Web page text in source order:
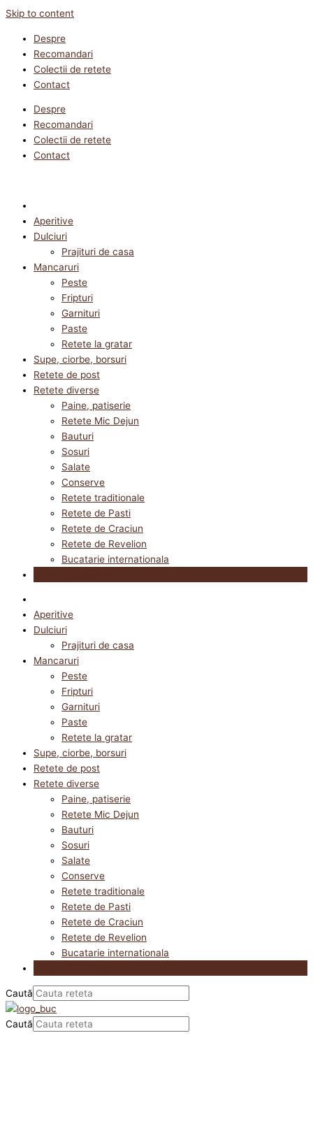
Skip to content
Despre
Recomandari
Colectii de retete
Contact
Despre
Recomandari
Colectii de retete
Contact
Aperitive
Dulciuri
Prajituri de casa
Mancaruri
Peste
Fripturi
Garnituri
Paste
Retete la gratar
Supe, ciorbe, borsuri
Retete de post
Retete diverse
Paine, patiserie
Retete Mic Dejun
Bauturi
Sosuri
Salate
Conserve
Retete traditionale
Retete de Pasti
Retete de Craciun
Retete de Revelion
Bucatarie internationala
Aperitive
Dulciuri
Prajituri de casa
Mancaruri
Peste
Fripturi
Garnituri
Paste
Retete la gratar
Supe, ciorbe, borsuri
Retete de post
Retete diverse
Paine, patiserie
Retete Mic Dejun
Bauturi
Sosuri
Salate
Conserve
Retete traditionale
Retete de Pasti
Retete de Craciun
Retete de Revelion
Bucatarie internationala
Caută
Caută